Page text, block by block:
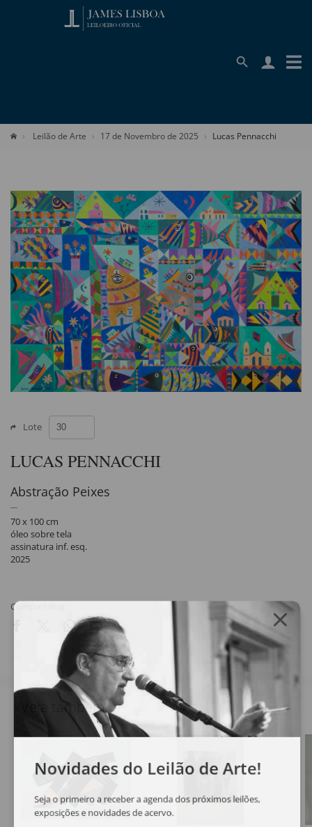
Leilão de Arte 17 de Novembro de 2025 Lucas Pennacchi
Lote
LUCAS PENNACCHI
Abstração Peixes
70 x 100 cm
óleo sobre tela
assinatura inf. esq.
2025
Compartilhar
Veja também
Novidades do Leilão de Arte!
Seja o primeiro a receber a agenda dos próximos leilões,
exposições e novidades de acervo.